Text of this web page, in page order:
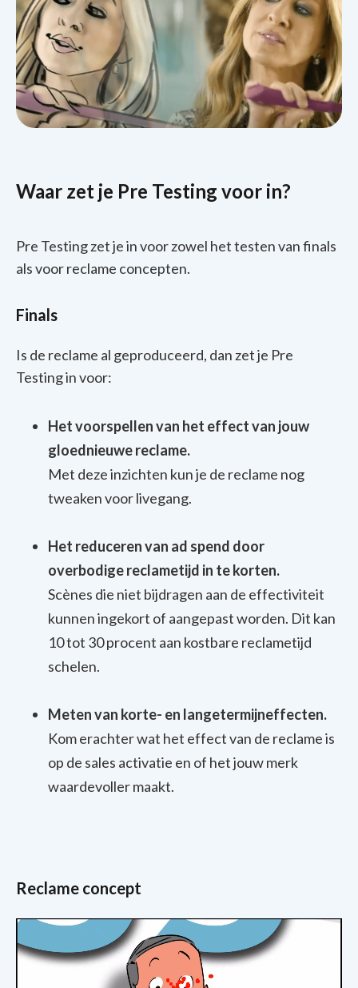
Waar zet je Pre Testing voor in?
Pre Testing zet je in voor zowel het testen van finals
als voor reclame concepten.
Finals
Is de reclame al geproduceerd, dan zet je Pre
Testing in voor:
Het voorspellen van het effect van jouw
gloednieuwe reclame.
Met deze inzichten kun je de reclame nog
tweaken voor livegang.
Het reduceren van ad spend door
overbodige reclametijd in te korten.
Scènes die niet bijdragen aan de effectiviteit
kunnen ingekort of aangepast worden. Dit kan
10 tot 30 procent aan kostbare reclametijd
schelen.
Meten van korte- en langetermijneffecten.
Kom erachter wat het effect van de reclame is
op de sales activatie en of het jouw merk
waardevoller maakt.
Reclame concept